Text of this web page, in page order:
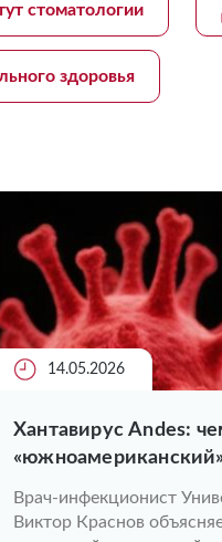
стоматологии
здоровья
14.05.2026
Хантавирус Andes:
Врач-инфекционист
Виктор Краснов